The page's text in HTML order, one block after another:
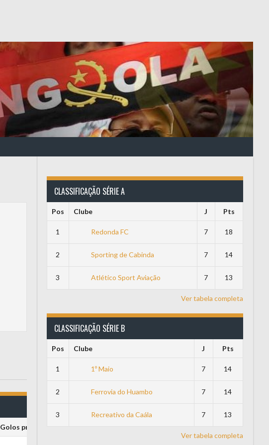
Golos própria baliza
CLASSIFICAÇÃO SÉRIE A
Pos Clube J Pts
1 Redonda FC 7 18
2 Sporting de Cabinda 7 14
3 Atlético Sport Aviação 7 13
Ver tabela completa
CLASSIFICAÇÃO SÉRIE B
Pos Clube J Pts
1 1º Maio 7 14
2 Ferrovia do Huambo 7 14
3 Recreativo da Caála 7 13
Ver tabela completa